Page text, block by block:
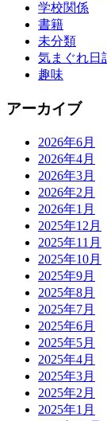
学校関係
書籍
未分類
気まぐれ日
趣味
アーカイブ
2026年6月
2026年4月
2026年3月
2026年2月
2026年1月
2025年12月
2025年11月
2025年10月
2025年9月
2025年8月
2025年7月
2025年6月
2025年5月
2025年4月
2025年3月
2025年2月
2025年1月